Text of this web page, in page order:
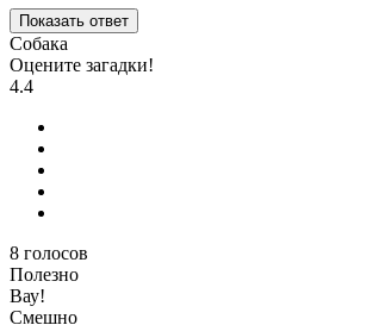
Показать ответ
Собака
Оцените загадки!
4.4
8 голосов
Полезно
Вау!
Смешно